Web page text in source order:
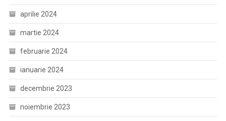
aprilie 2024
martie 2024
februarie 2024
ianuarie 2024
decembrie 2023
noiembrie 2023